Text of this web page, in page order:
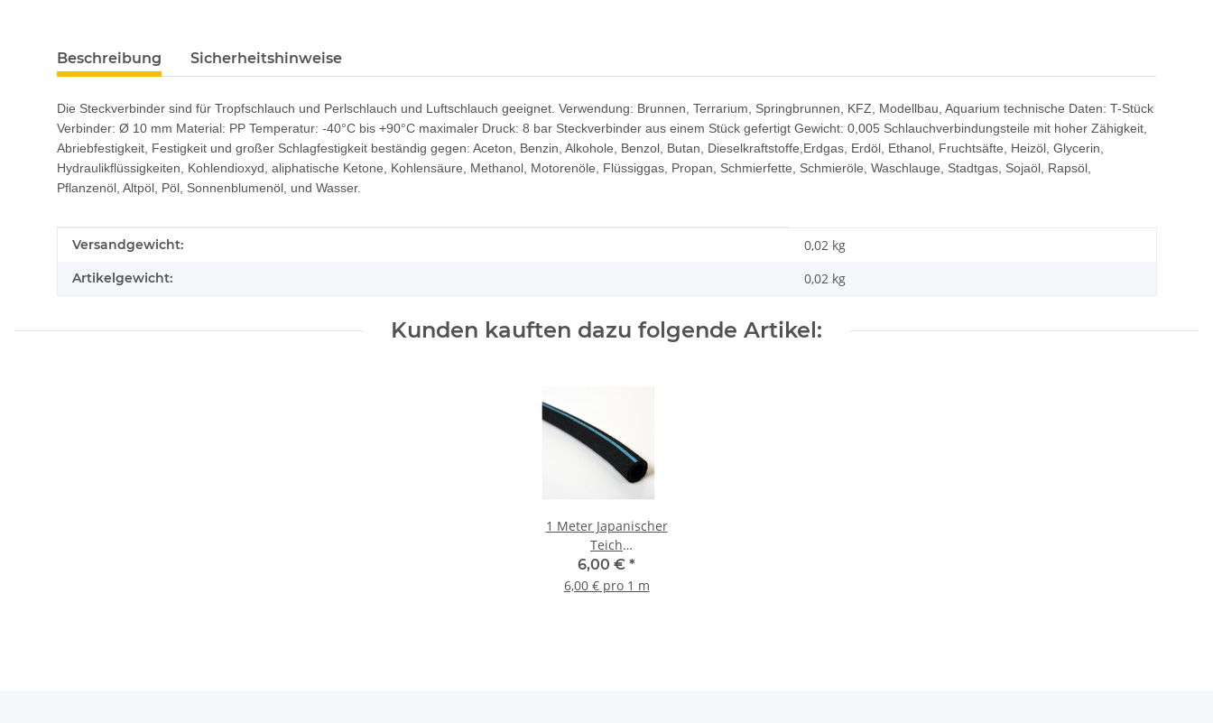
Beschreibung Sicherheitshinweise
Die Steckverbinder sind für Tropfschlauch und Perlschlauch und Luftschlauch geeignet. Verwendung: Brunnen, Terrarium, Springbrunnen, KFZ, Modellbau, Aquarium technische Daten: T-Stück
Verbinder: Ø 10 mm Material: PP Temperatur: -40°C bis +90°C maximaler Druck: 8 bar Steckverbinder aus einem Stück gefertigt Gewicht: 0,005 Schlauchverbindungsteile mit hoher Zähigkeit,
Abriebfestigkeit, Festigkeit und großer Schlagfestigkeit beständig gegen: Aceton, Benzin, Alkohole, Benzol, Butan, Dieselkraftstoffe,Erdgas, Erdöl, Ethanol, Fruchtsäfte, Heizöl, Glycerin,
Hydraulikflüssigkeiten, Kohlendioxyd, aliphatische Ketone, Kohlensäure, Methanol, Motorenöle, Flüssiggas, Propan, Schmierfette, Schmieröle, Waschlauge, Stadtgas, Sojaöl, Rapsöl,
Pflanzenöl, Altpöl, Pöl, Sonnenblumenöl, und Wasser.
Produkteigenschaft
Wert
Versandgewicht: 0,02 kg
Artikelgewicht: 0,02 kg
Kunden kauften dazu folgende Artikel:
1 Meter Japanischer
Teich
Belüftungsschlauch Ø
25 x 4 mm
6,00 € *
6,00 € pro 1 m